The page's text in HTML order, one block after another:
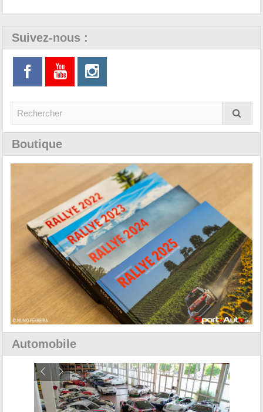
Suivez-nous :
Boutique
Automobile